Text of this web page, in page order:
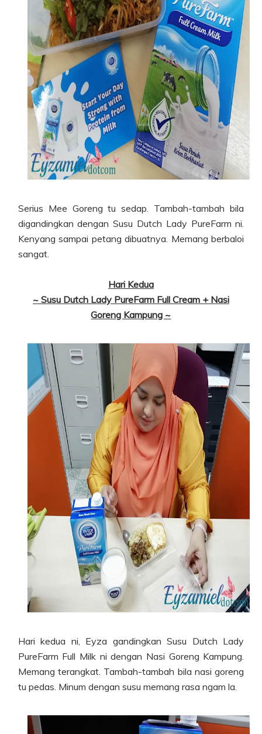
Serius Mee Goreng tu sedap. Tambah-tambah bila
digandingkan dengan Susu Dutch Lady PureFarm ni.
Kenyang sampai petang dibuatnya. Memang berbaloi
sangat.
Hari Kedua
~ Susu Dutch Lady PureFarm Full Cream + Nasi
Goreng Kampung ~
Hari kedua ni, Eyza gandingkan Susu Dutch Lady
PureFarm Full Milk ni dengan Nasi Goreng Kampung.
Memang terangkat. Tambah-tambah bila nasi goreng
tu pedas. Minum dengan susu memang rasa ngam la.